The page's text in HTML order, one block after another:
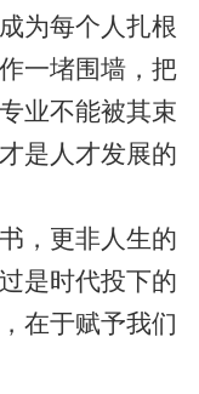
为每个人扎根
一堵围墙，把
业不能被其束
是人才发展的
，更非人生的
是时代投下的
在于赋予我们